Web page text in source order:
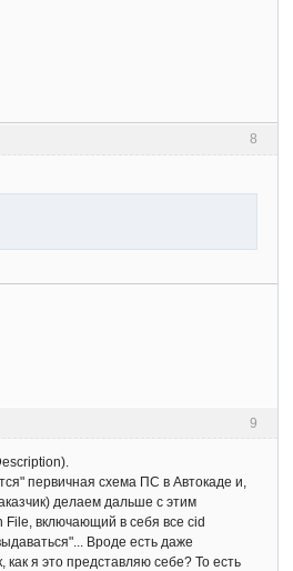
8
9
первичная схема ПС в Автокаде и,
делаем дальше с этим
включающий в себя все cid
Вроде есть даже
я это представляю себе? То есть